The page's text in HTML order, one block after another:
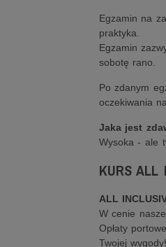
Egzamin na
praktyka.
Egzamin
sobotę rano.
Po zdanym
oczekiwania
Jaka jest
Wysoka - ale
KURS ALL
ALL
W cenie
Opłaty
Twojej wygody!